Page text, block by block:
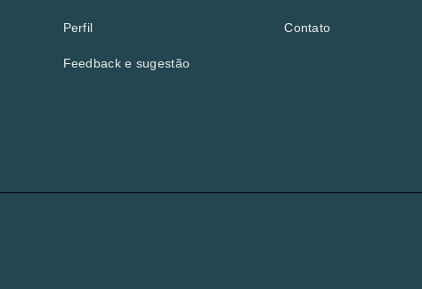
Perfil
Feedback e sugestão
Contato